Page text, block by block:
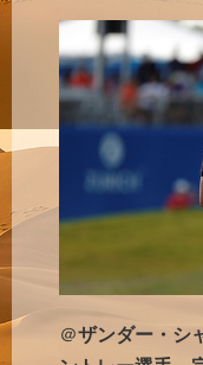
＠ザンダー・シ